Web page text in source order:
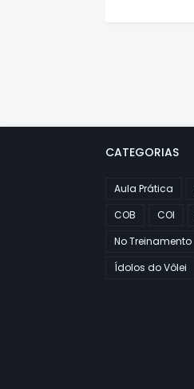
CATEGORIAS
Aula Prática
COB
COI
No Treinamento
Ídolos do Vôlei